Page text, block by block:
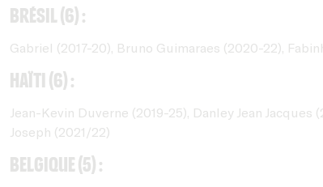
Brésil (6) :
Gabriel (2017-20), Bruno Guimaraes (2020-22),
Haïti (6) :
Jean-Kevin Duverne (2019-25), Danley Jean
Joseph (2021/22)
Belgique (5) :